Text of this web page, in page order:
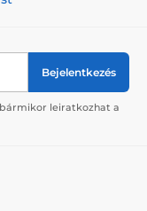
Bejelentkezés
bármikor leiratkozhat a